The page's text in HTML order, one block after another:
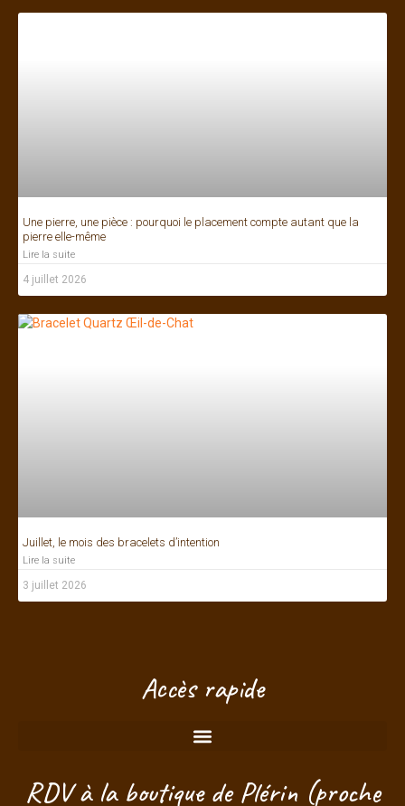
Une pierre, une pièce : pourquoi le placement compte autant que la
pierre elle-même
Lire la suite
4 juillet 2026
Juillet, le mois des bracelets d’intention
Lire la suite
3 juillet 2026
Accès rapide
RDV à la boutique de Plérin (proche